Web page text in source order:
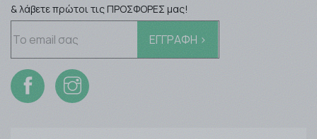
& λάβετε πρώτοι τις ΠΡΟΣΦΟΡΕΣ μας!